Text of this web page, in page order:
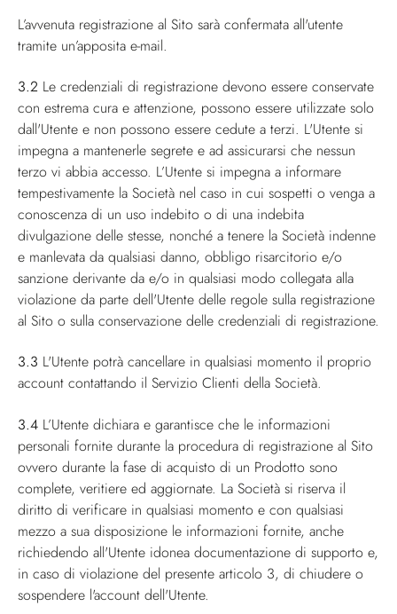
L’avvenuta registrazione al Sito sarà confermata all'utente
tramite un’apposita e-mail.
3.2 Le credenziali di registrazione devono essere conservate
con estrema cura e attenzione, possono essere utilizzate solo
dall'Utente e non possono essere cedute a terzi. L'Utente si
impegna a mantenerle segrete e ad assicurarsi che nessun
terzo vi abbia accesso. L’Utente si impegna a informare
tempestivamente la Società nel caso in cui sospetti o venga a
conoscenza di un uso indebito o di una indebita
divulgazione delle stesse, nonché a tenere la Società indenne
e manlevata da qualsiasi danno, obbligo risarcitorio e/o
sanzione derivante da e/o in qualsiasi modo collegata alla
violazione da parte dell'Utente delle regole sulla registrazione
al Sito o sulla conservazione delle credenziali di registrazione.
3.3 L'Utente potrà cancellare in qualsiasi momento il proprio
account contattando il Servizio Clienti della Società.
3.4 L’Utente dichiara e garantisce che le informazioni
personali fornite durante la procedura di registrazione al Sito
ovvero durante la fase di acquisto di un Prodotto sono
complete, veritiere ed aggiornate. La Società si riserva il
diritto di verificare in qualsiasi momento e con qualsiasi
mezzo a sua disposizione le informazioni fornite, anche
richiedendo all'Utente idonea documentazione di supporto e,
in caso di violazione del presente articolo 3, di chiudere o
sospendere l'account dell'Utente.